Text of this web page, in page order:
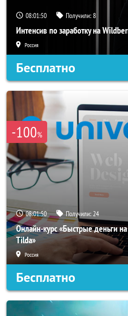
08:01:48 Получили:8
Интенсив по заработку на
Россия
Бесплатно
-100%
08:01:48 Получили:24
Онлайн-курс «Быстрые деньги
Tilda»
Россия
Бесплатно